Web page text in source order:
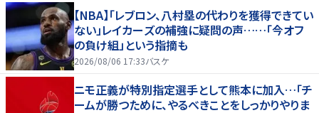
【NBA】「レブロン、八村塁の代わりを獲得できてい
ない」レイカーズの補強に疑問の声……「今オフ
の負け組」という指摘も
2026/08/06 17:33バスケ
ニモ正義が特別指定選手として熊本に加入…「チ
ームが勝つために、やるべきことをしっかりやりま